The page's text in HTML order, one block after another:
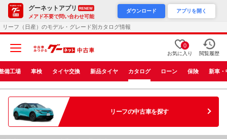
グーネットアプリ RENEW
メアド不要で問い合わせ可能
ダウンロード アプリを開く
リーフ（日産）のモデル・グレード別カタログ情報
0
お気に入り 閲覧履歴
備工場 車検 タイヤ交換 新品タイヤ カタログ ローン 保険 新車・
リーフの中古車を探す